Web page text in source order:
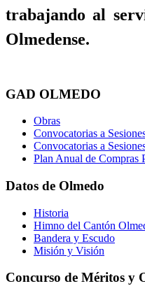
trabajando al
Olmedense.
GAD OLMEDO
Obras
Convocatorias a
Convocatorias a
Plan Anual de Compras
Datos de Olmedo
Historia
Himno del Cantón
Bandera y Escudo
Misión y Visión
Concurso de Méritos y